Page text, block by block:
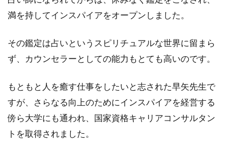
満を持してインスパイアをオープンしました。
その鑑定は占いというスピリチュアルな世界に留まら
ず、カウンセラーとしての能力もとても高いのです。
もともと人を癒す仕事をしたいと志された早矢先生で
すが、さらなる向上のためにインスパイアを経営する
傍ら大学にも通われ、国家資格キャリアコンサルタン
トを取得されました。